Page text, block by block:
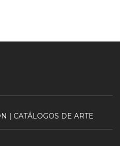
| CATÁLOGOS DE ARTE